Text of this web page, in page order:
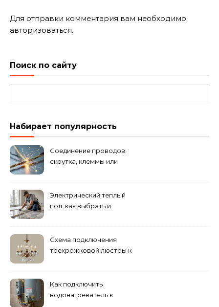
Для отправки комментария вам необходимо
авторизоваться.
Поиск по сайту
Набирает популярность
Соединение проводов:
скрутка, клеммы или
Электрический теплый
пол: как выбрать и
Схема подключения
трехрожковой люстры к
Как подключить
водонагреватель к